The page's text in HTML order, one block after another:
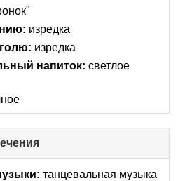
изредка
изредка
напиток: светлое
to
collapse
танцевальная музыка